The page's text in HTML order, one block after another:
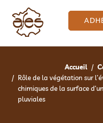
Accueil
Rôle de la végétation sur
chimiques de la surface
pluviales